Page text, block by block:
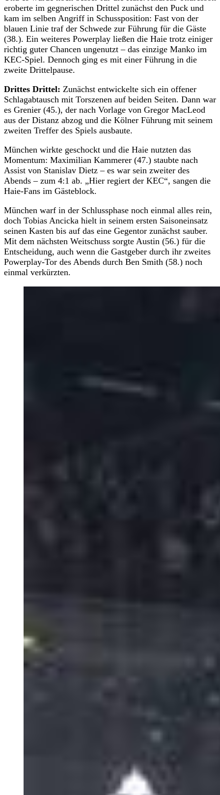
eroberte im gegnerischen Drittel zunächst den Puck und
kam im selben Angriff in Schussposition: Fast von der
blauen Linie traf der Schwede zur Führung für die Gäste
(38.). Ein weiteres Powerplay ließen die Haie trotz einiger
richtig guter Chancen ungenutzt – das einzige Manko im
KEC-Spiel. Dennoch ging es mit einer Führung in die
zweite Drittelpause.
Drittes Drittel: Zunächst entwickelte sich ein offener
Schlagabtausch mit Torszenen auf beiden Seiten. Dann war
es Grenier (45.), der nach Vorlage von Gregor MacLeod
aus der Distanz abzog und die Kölner Führung mit seinem
zweiten Treffer des Spiels ausbaute.
München wirkte geschockt und die Haie nutzten das
Momentum: Maximilian Kammerer (47.) staubte nach
Assist von Stanislav Dietz – es war sein zweiter des
Abends – zum 4:1 ab. „Hier regiert der KEC“, sangen die
Haie-Fans im Gästeblock.
München warf in der Schlussphase noch einmal alles rein,
doch Tobias Ancicka hielt in seinem ersten Saisoneinsatz
seinen Kasten bis auf das eine Gegentor zunächst sauber.
Mit dem nächsten Weitschuss sorgte Austin (56.) für die
Entscheidung, auch wenn die Gastgeber durch ihr zweites
Powerplay-Tor des Abends durch Ben Smith (58.) noch
einmal verkürzten.